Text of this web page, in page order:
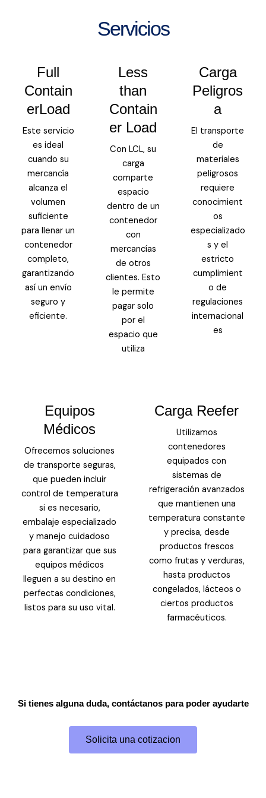
Servicios
Full
Contain
erLoad
Este servicio
es ideal
cuando su
mercancía
alcanza el
volumen
suficiente
para llenar un
contenedor
completo,
garantizando
así un envío
seguro y
eficiente.
Less
than
Contain
er Load
Con LCL, su
carga
comparte
espacio
dentro de un
contenedor
con
mercancías
de otros
clientes. Esto
le permite
pagar solo
por el
espacio que
utiliza
Carga
Peligros
a
El transporte
de
materiales
peligrosos
requiere
conocimient
os
especializado
s y el
estricto
cumplimient
o de
regulaciones
internacional
es
Equipos
Médicos
Ofrecemos soluciones
de transporte seguras,
que pueden incluir
control de temperatura
si es necesario,
embalaje especializado
y manejo cuidadoso
para garantizar que sus
equipos médicos
lleguen a su destino en
perfectas condiciones,
listos para su uso vital.
Carga Reefer
Utilizamos
contenedores
equipados con
sistemas de
refrigeración avanzados
que mantienen una
temperatura constante
y precisa, desde
productos frescos
como frutas y verduras,
hasta productos
congelados, lácteos o
ciertos productos
farmacéuticos.
Si tienes alguna duda, contáctanos para poder ayudarte
Solicita una cotizacion